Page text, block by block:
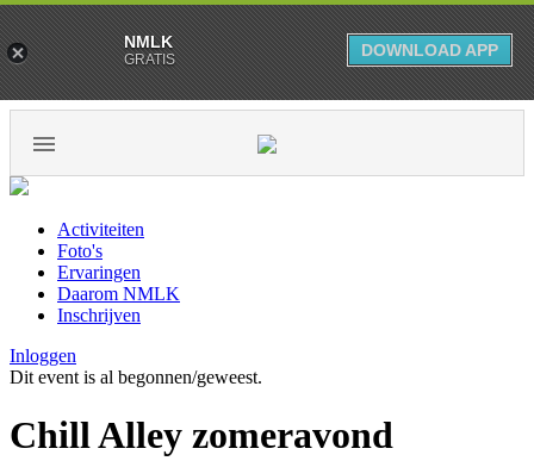
Activiteiten
Foto's
Ervaringen
Daarom NMLK
Inschrijven
Inloggen
Dit event is al begonnen/geweest.
Chill Alley zomeravond
NMLK
GRATIS DOWNLOAD APP